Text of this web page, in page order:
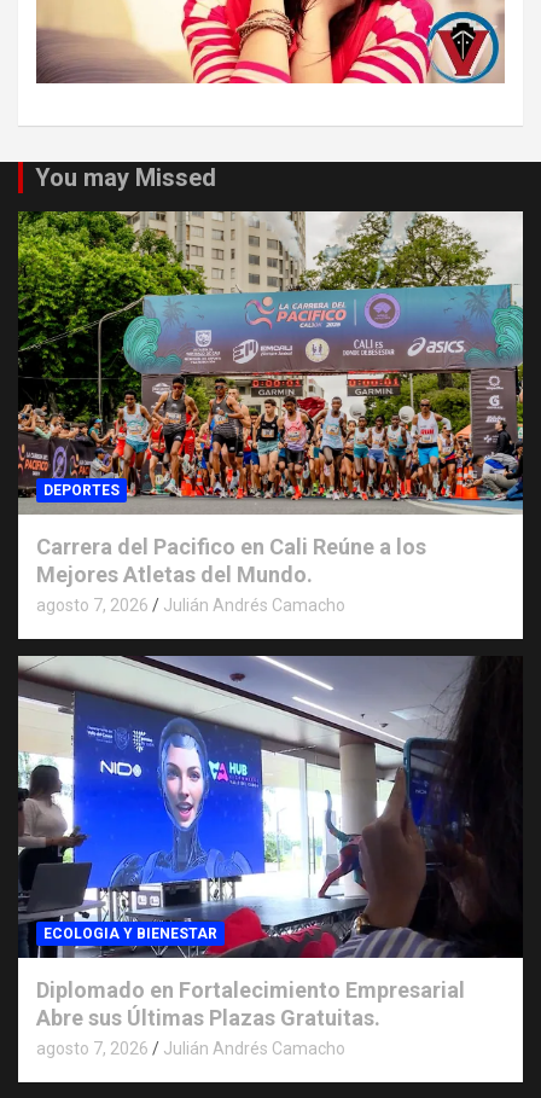
You may Missed
DEPORTES
Carrera del Pacifico en Cali Reúne a los
Mejores Atletas del Mundo.
agosto 7, 2026 Julián Andrés Camacho
ECOLOGIA Y BIENESTAR
Diplomado en Fortalecimiento Empresarial
Abre sus Últimas Plazas Gratuitas.
agosto 7, 2026 Julián Andrés Camacho